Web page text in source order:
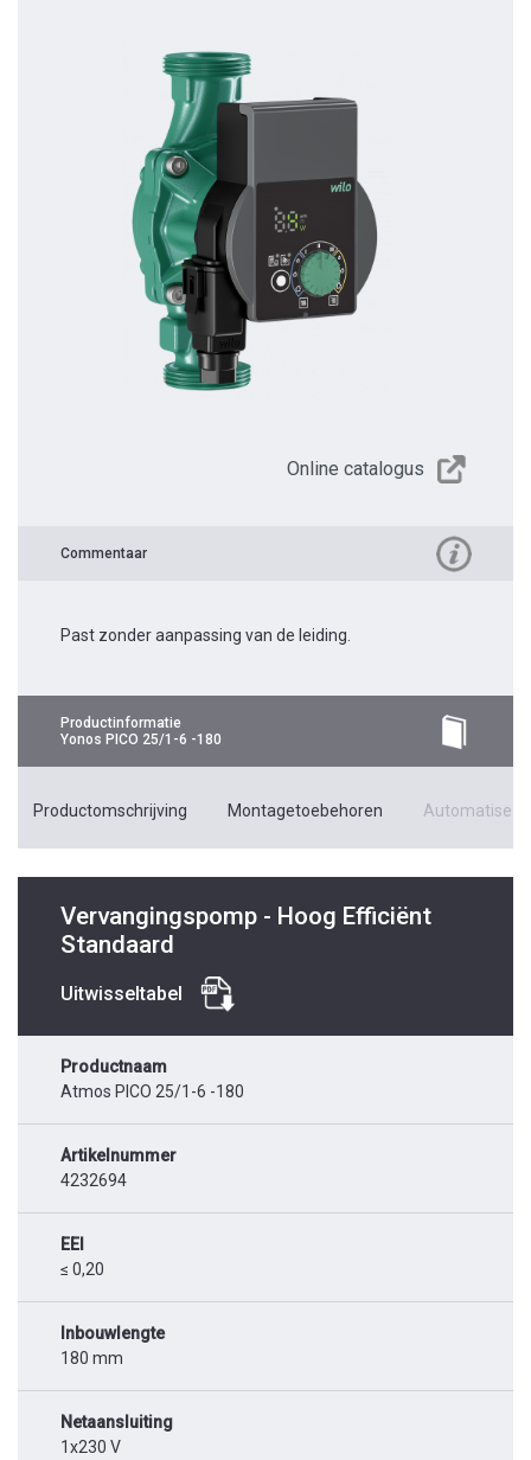
Online catalogus
Commentaar
Past zonder aanpassing van de leiding.
Productinformatie
Yonos PICO 25/1-6 -180
Productomschrijving Montagetoebehoren
Vervangingspomp - Hoog Efficiënt
Standaard
Uitwisseltabel
Productnaam
Atmos PICO 25/1-6 -180
Artikelnummer
4232694
EEI
≤ 0,20
Inbouwlengte
180 mm
Netaansluiting
1x230 V